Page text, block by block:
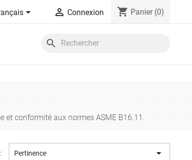
  Connexion shopping_cart Panier (0)
search
et conformité aux normes ASME B16.11.
Pertinence 